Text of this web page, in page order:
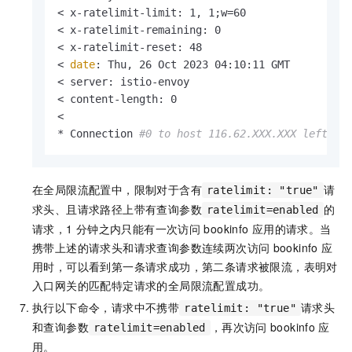
< x-ratelimit-limit: 1, 1;w=60
< x-ratelimit-remaining: 0
< x-ratelimit-reset: 48
< date: Thu, 26 Oct 2023 04:10:11 GMT
< server: istio-envoy
< content-length: 0
<
* Connection #0 to host 116.62.XXX.XXX left
在全局限流配置中，限制对于含有 ratelimit: "true" 请
求头、且请求路径上带有查询参数 ratelimit=enabled
的
请求，1 分钟之内只能有一次访问 bookinfo 应用的请求。当
携带上述的请求头和请求查询参数连续两次访问 bookinfo 应
用时，可以看到第一条请求成功，第二条请求被限流，表明对
入口网关的匹配特定请求的全局限流配置成功。
执行以下命令，请求中不携带 ratelimit: "true" 请求头
和查询参数 ratelimit=enabled ，再次访问 bookinfo 应
用。